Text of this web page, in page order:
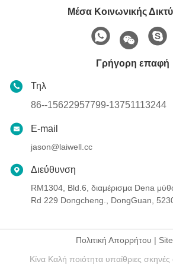
Μέσα Κοινωνικής
Γρήγορη επαφή
Τηλ
86--15622957799-13751113244
E-mail
jason@laiwell.cc
Διεύθυνση
RM1304, Bld.6, διαμέρισμα Dena
Rd 229 Dongcheng., DongGuan,
Πολιτική Απορρήτου |
Κίνα Καλή ποιότητα υπαίθριες